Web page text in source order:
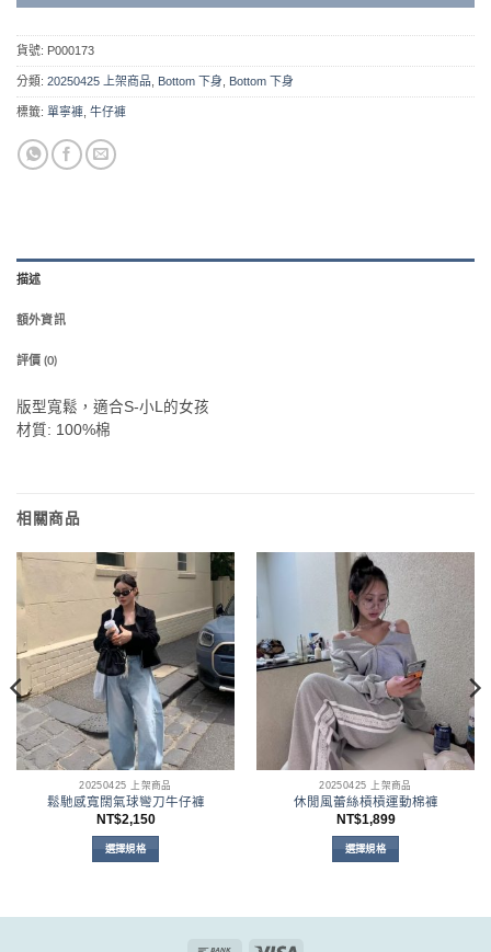
貨號: P000173
分類: 20250425 上架商品 Bottom 下身 Bottom 下身
標籤: 單寧褲 牛仔褲
描述
額外資訊
評價 (0)
版型寬鬆，適合S-小L的女孩
材質: 100%棉
相關商品
20250425 上架商品
鬆馳感寬闊氣球彎刀牛仔褲
NT$2,150
選擇規格
20250425 上架商品
休閒風蕾絲槓槓運動棉褲
NT$1,899
選擇規格